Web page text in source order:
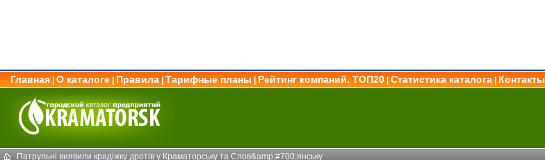
Главная О каталоге Правила Тарифные планы Рейтинг компаний. ТОП20 Статистика каталога Контакты
Патрульні виявили крадіжку дротів у Краматорську та Слов&amp;#700;янську